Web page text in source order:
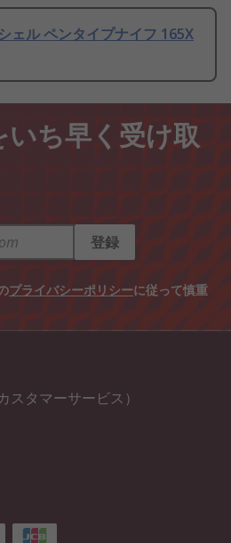
ェル ペンタイプナイフ 165X
ち早く受け取
登録
プライバシーポリシーに従って慎重
タマーサービス）